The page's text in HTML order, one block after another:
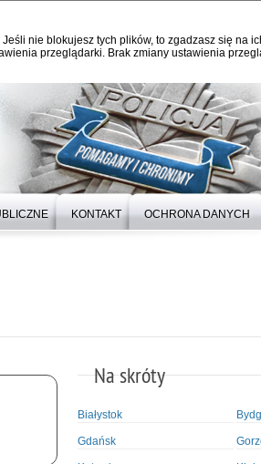
nie blokujesz tych plików, to zgadzasz się na
przeglądarki. Brak zmiany ustawienia
KONTAKT OCHRONA DANYCH
Na skróty
Białystok
Gdańsk